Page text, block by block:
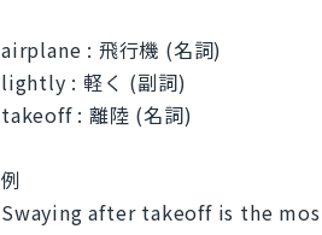
airplane : 飛行機 (名詞)
lightly : 軽く (副詞)
takeoff : 離陸 (名詞)
例
Swaying after takeoff is the